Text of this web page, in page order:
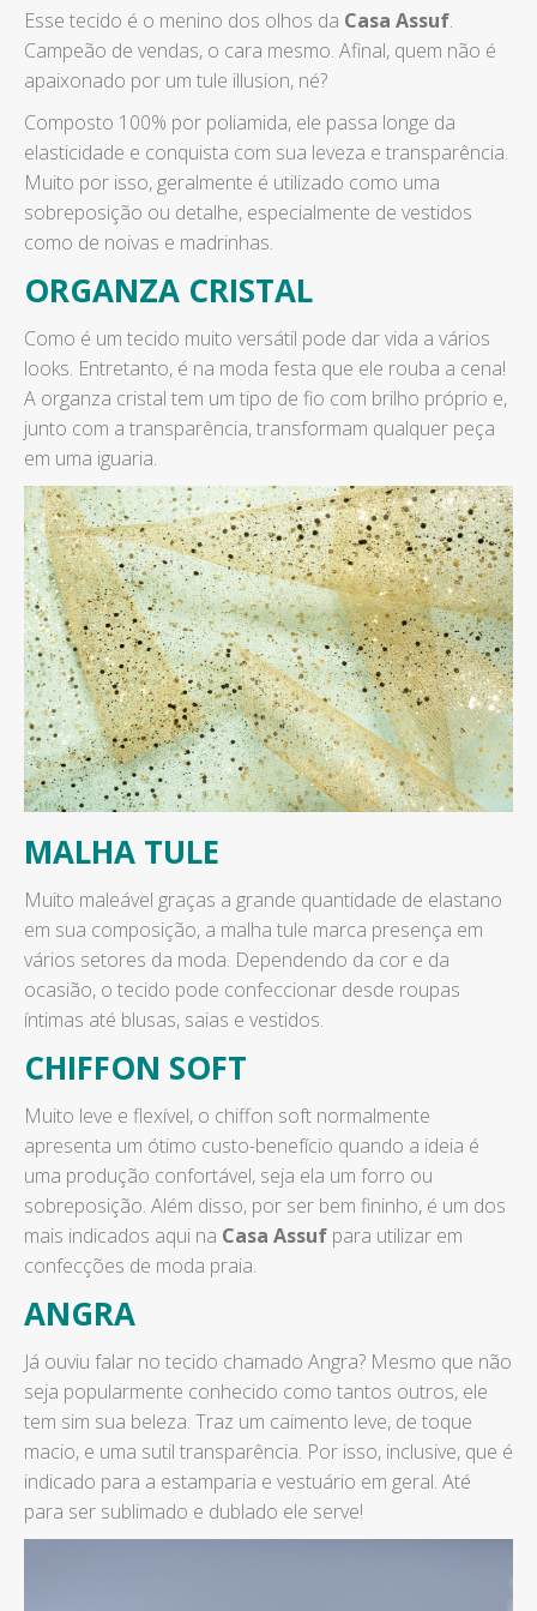
Esse tecido é o menino dos olhos da Casa Assuf.
Campeão de vendas, o cara mesmo. Afinal, quem não é
apaixonado por um tule illusion, né?
Composto 100% por poliamida, ele passa longe da
elasticidade e conquista com sua leveza e transparência.
Muito por isso, geralmente é utilizado como uma
sobreposição ou detalhe, especialmente de vestidos
como de noivas e madrinhas.
ORGANZA CRISTAL
Como é um tecido muito versátil pode dar vida a vários
looks. Entretanto, é na moda festa que ele rouba a cena!
A organza cristal tem um tipo de fio com brilho próprio e,
junto com a transparência, transformam qualquer peça
em uma iguaria.
MALHA TULE
Muito maleável graças a grande quantidade de elastano
em sua composição, a malha tule marca presença em
vários setores da moda. Dependendo da cor e da
ocasião, o tecido pode confeccionar desde roupas
íntimas até blusas, saias e vestidos.
CHIFFON SOFT
Muito leve e flexível, o chiffon soft normalmente
apresenta um ótimo custo-benefício quando a ideia é
uma produção confortável, seja ela um forro ou
sobreposição. Além disso, por ser bem fininho, é um dos
mais indicados aqui na Casa Assuf para utilizar em
confecções de moda praia.
ANGRA
Já ouviu falar no tecido chamado Angra? Mesmo que não
seja popularmente conhecido como tantos outros, ele
tem sim sua beleza. Traz um caimento leve, de toque
macio, e uma sutil transparência. Por isso, inclusive, que é
indicado para a estamparia e vestuário em geral. Até
para ser sublimado e dublado ele serve!